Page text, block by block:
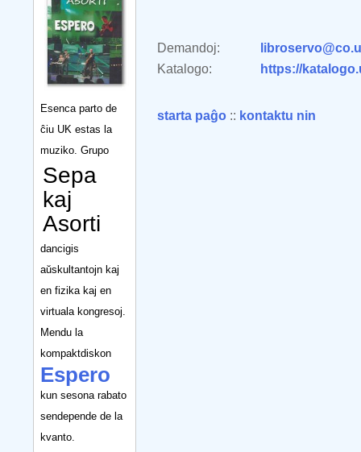
Esenca parto de
ĉiu UK estas la
muziko. Grupo
Sepa
kaj
Asorti
dancigis
aŭskultantojn kaj
en fizika kaj en
virtuala kongresoj.
Mendu la
kompaktdiskon
Espero
kun sesona rabato
sendepende de la
kvanto.
Demandoj:
Katalogo:
https://
starta paĝo :: kontaktu nin